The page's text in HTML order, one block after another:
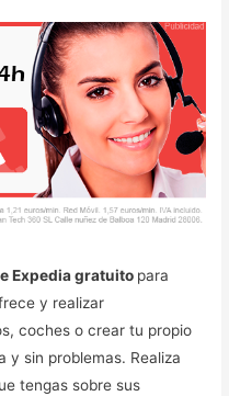
Expedia gratuito para
y realizar
coches o crear tu propio
y sin problemas. Realiza
tengas sobre sus